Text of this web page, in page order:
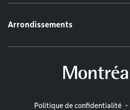
Arrondissements
Mentions légales
Politique de confidentialité